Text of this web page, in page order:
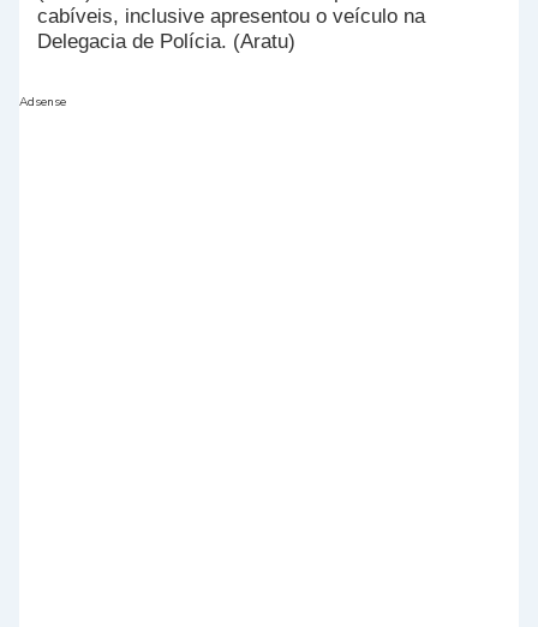
cabíveis, inclusive apresentou o veículo na
Delegacia de Polícia. (Aratu)
Adsense